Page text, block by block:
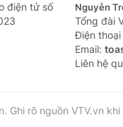
điện tử số
Nguyễn
Tổng đài
Ðiện thoại
Email:
Liên hệ
rõ nguồn VTV.vn